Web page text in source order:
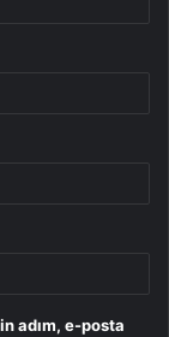
adım, e-posta